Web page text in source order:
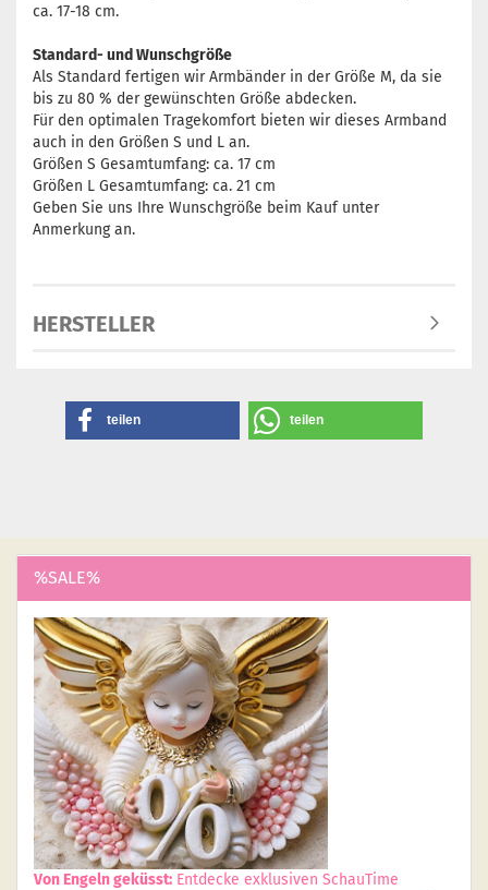
ca. 17-18 cm.
Standard- und Wunschgröße
Als Standard fertigen wir Armbänder in der Größe M, da sie
bis zu 80 % der gewünschten Größe abdecken.
Für den optimalen Tragekomfort bieten wir dieses Armband
auch in den Größen S und L an.
Größen S Gesamtumfang: ca. 17 cm
Größen L Gesamtumfang: ca. 21 cm
Geben Sie uns Ihre Wunschgröße beim Kauf unter
Anmerkung an.
HERSTELLER
teilen teilen
%SALE%
Von Engeln geküsst: Entdecke exklusiven SchauTime